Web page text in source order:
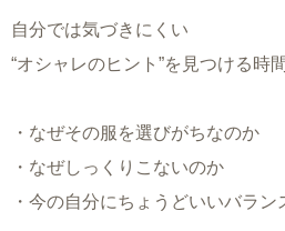
自分では気づきにくい
“オシャレのヒント”を見つける時間
・なぜその服を選びがちなのか
・なぜしっくりこないのか
・今の自分にちょうどいいバラン